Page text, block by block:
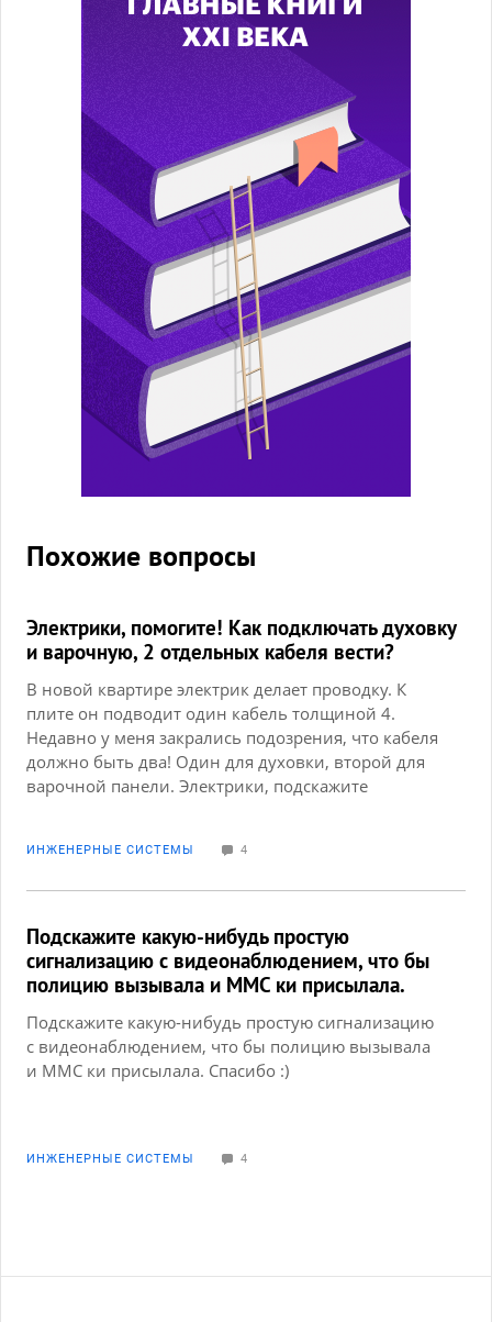
Похожие вопросы
Электрики, помогите! Как подключать духовку
и варочную, 2 отдельных кабеля вести?
В новой квартире электрик делает проводку. К
плите он подводит один кабель толщиной 4.
Недавно у меня закрались подозрения, что кабеля
должно быть два! Один для духовки, второй для
варочной панели. Электрики, подскажите
нужно 1 или 2? Заранее благодарю!
ИНЖЕНЕРНЫЕ СИСТЕМЫ 4
Подскажите какую-нибудь простую
сигнализацию с видеонаблюдением, что бы
полицию вызывала и ММС ки присылала.
Подскажите какую-нибудь простую сигнализацию
с видеонаблюдением, что бы полицию вызывала
и ММС ки присылала. Спасибо :)
ИНЖЕНЕРНЫЕ СИСТЕМЫ 4